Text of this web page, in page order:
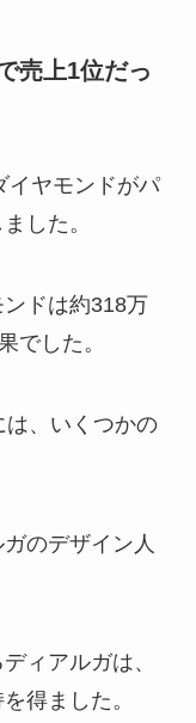
売上1位だっ
イヤモンドがパ
した。
ドは約318万
でした。
、いくつかの
のデザイン人
ィアルガは、
得ました。